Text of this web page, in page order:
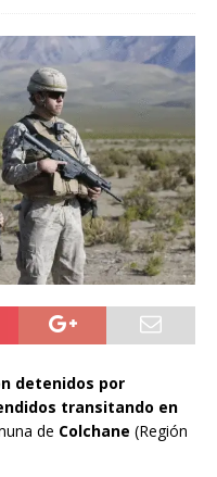
detenidos por
transitando en
de Colchane (Región